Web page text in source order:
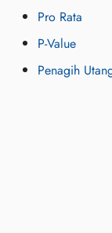
Pro Rata
P-Value
Penagih